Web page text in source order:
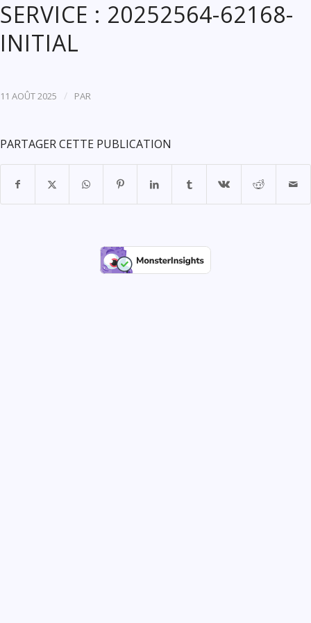
SERVICE : 20252564-62168-
INITIAL
11 AOÛT 2025 / PAR
PARTAGER CETTE PUBLICATION